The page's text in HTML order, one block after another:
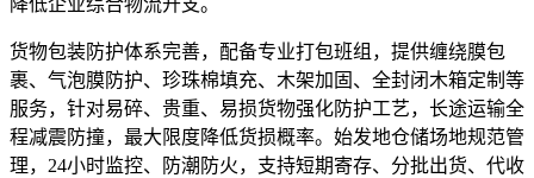
货物包装防护体系完善，配备专业打包班组，提供缠绕膜包
裹、气泡膜防护、珍珠棉填充、木架加固、全封闭木箱定制等
服务，针对易碎、贵重、易损货物强化防护工艺，长途运输全
程减震防撞，最大限度降低货损概率。始发地仓储场地规范管
理，24小时监控、防潮防火，支持短期寄存、分批出货、代收